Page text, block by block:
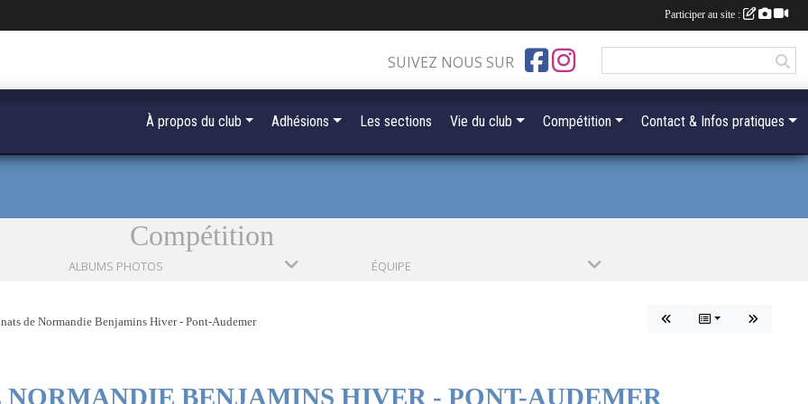
Compétition
ALBUMS PHOTOS ÉQUIPE
de Normandie Benjamins Hiver - Pont-Audemer
BENJAMINS HIVER - PONT-AUDEMER
SUIVEZ NOUS SUR
À propos du club Adhésions Les sections Vie du club Compétition Contact & Infos pratiques
Participer au site :